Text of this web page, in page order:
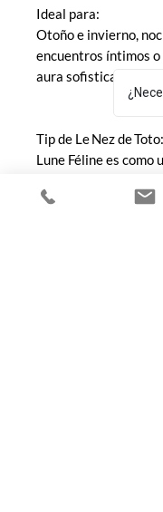
Ideal para:
Otoño e invierno,
encuentros íntimos
aura sofisticada y
Tip de Le Nez de Toto:
Lune Féline es como
lunar sobre piel
inicio, profundo y